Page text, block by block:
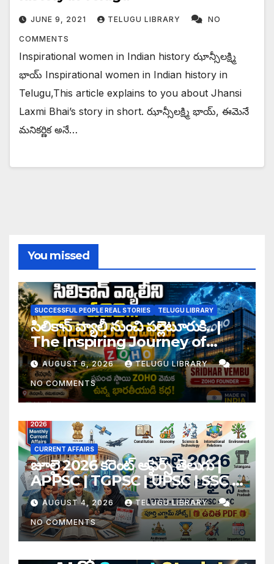
JUNE 9, 2021 TELUGU LIBRARY NO
COMMENTS
Inspirational women in Indian history ఝాన్సీలక్ష్మి
భాయ్ Inspirational women in Indian history in
Telugu,This article explains to you about Jhansi
Laxmi Bhai’s story in short. ఝాన్సీలక్ష్మి భాయ్, ఈమెనే
మనికర్ణిక అనే…
You missed
SUCCESSFUL PEOPLE REAL STORIES TELUGU LIBRARY
సిలికాన్ వ్యాలీ నుంచి పల్లెటూరుకి.. |
The Inspiring Journey of
Zoho Founder Sridhar
Vembu
AUGUST 6, 2026 TELUGU LIBRARY
NO COMMENTS
CURRENT AFFAIRS
జూలై 2026 కరెంట్ అఫైర్స్ తెలుగు |
APPSC | TGPSC | UPSC | SSC |
Banking Exam Notes
AUGUST 4, 2026 TELUGU LIBRARY
NO COMMENTS